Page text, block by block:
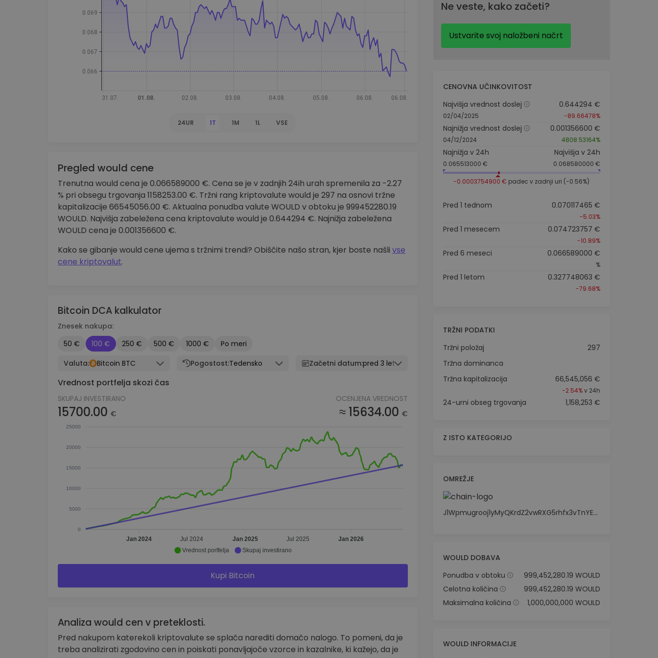
Raziskovalec naložb
Najdi svojo kripto strategijo
24UR 1T 1M 1L VSE
Pregled would cene
Trenutna would cena je 0.066589000 €. Cena se je v zadnjih 24ih urah spremenila za -2.27
% pri obsegu trgovanja 1158253.00 €. Tržni rang kriptovalute would je 297 na osnovi tržne
kapitalizacije 66545056.00 €. Aktualna ponudba valute WOULD v obtoku je 999452280.19
WOULD. Najvišja zabeležena cena kriptovalute would je 0.644294 €. Najnižja zabeležena
WOULD cena je 0.001356600 €.
Kako se gibanje would cene ujema s tržnimi trendi? Obiščite našo stran, kjer boste našli vse
cene kriptovalut.
Bitcoin DCA kalkulator
Znesek nakupa:
50 €
100 € 250 € 500 € 1000 €
Po meri
Valuta:
Bitcoin BTC Pogostost:Tedensko Začetni datum:pred 3 leti
Vrednost portfelja skozi čas
SKUPAJ INVESTIRANO
15700.00 €
OCENJENA VREDNOST
≈ 15634.00 €
25000
20000
15000
10000
5000
0
Jan 2024 Jul 2024 Jan 2025 Jul 2025 Jan 2026
Vrednost portfelja Skupaj investirano
Kupi Bitcoin
Analiza would cen v preteklosti.
Pred nakupom katerekoli kriptovalute se splača narediti domačo nalogo. To pomeni, da je
treba analizirati zgodovino cen in poiskati ponavljajoče vzorce in kazalnike, ki kažejo, da je
Ne veste, kako začeti?
Ustvarite svoj naložbeni načrt
CENOVNA UČINKOVITOST
Najvišja vrednost doslej
02/04/2025
0.644294 €
-89.66478%
Najnižja vrednost doslej
04/12/2024
0.001356600 €
4808.53164%
Najnižja v 24h
0.065513000 €
Najvišja v 24h
0.068580000 €
-0.0003754900 € padec v zadnji uri (-0.56%)
Pred 1 tednom 0.070117465 €
-5.03%
Pred 1 mesecem 0.074723757 €
-10.89%
Pred 6 meseci 0.066589000 €
%
Pred 1 letom 0.327748063 €
-79.68%
TRŽNI PODATKI
Tržni položaj
297
Tržna dominanca
Tržna kapitalizacija
66,545,056 €
-2.54%v 24h
24-urni obseg trgovanja 1,158,253 €
Z ISTO KATEGORIJO
OMREŽJE
J1Wpmugrooj1yMyQKrdZ2vwRXG5rhfx3vTnYE39gpump
WOULD DOBAVA
Ponudba v obtoku
999,452,280.19 WOULD
Celotna količina
999,452,280.19 WOULD
Maksimalna količina
1,000,000,000 WOULD
WOULD INFORMACIJE